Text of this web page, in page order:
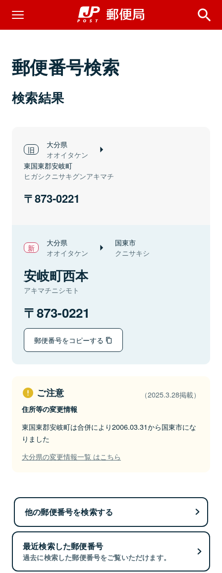
郵便番号検索
検索結果
大分県
オオイタケン
東国東郡安岐町
ヒガシクニサキグンアキマチ
873-0221
大分県
オオイタケン
国東市
クニサキシ
安岐町西本
アキマチニシモト
873-0221
郵便番号をコピーする
ご注意 （2025.3.28掲載）
住所等の変更情報
東国東郡安岐町は合併により2006.03.31から国東市にな
りました
大分県の変更情報一覧 はこちら
他の郵便番号を検索する
最近検索した郵便番号
過去に検索した郵便番号をご覧いただけます。